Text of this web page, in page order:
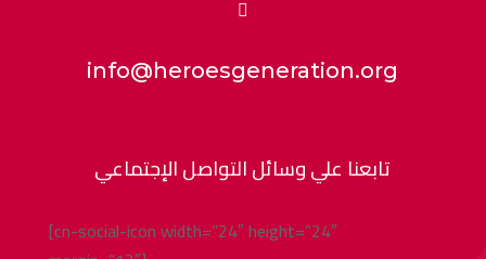

info@heroesgeneration.org
تابعنا علي وسائل التواصل الإجتماعي
[cn-social-icon width=”24″ height=”24″